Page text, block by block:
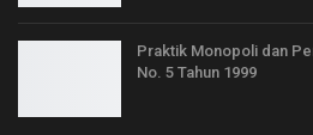
Praktik Monopoli dan
No. 5 Tahun 1999